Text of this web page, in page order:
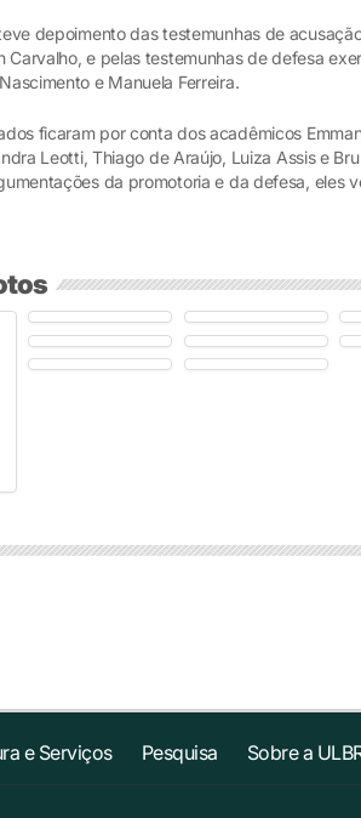
depoimento das testemunhas de
Carvalho, e pelas testemunhas de defesa
e Manuela Ferreira.
ficaram por conta dos acadêmicos
Leotti, Thiago de Araújo, Luiza Assis e
da promotoria e da defesa, eles
e Serviços Pesquisa Sobre a